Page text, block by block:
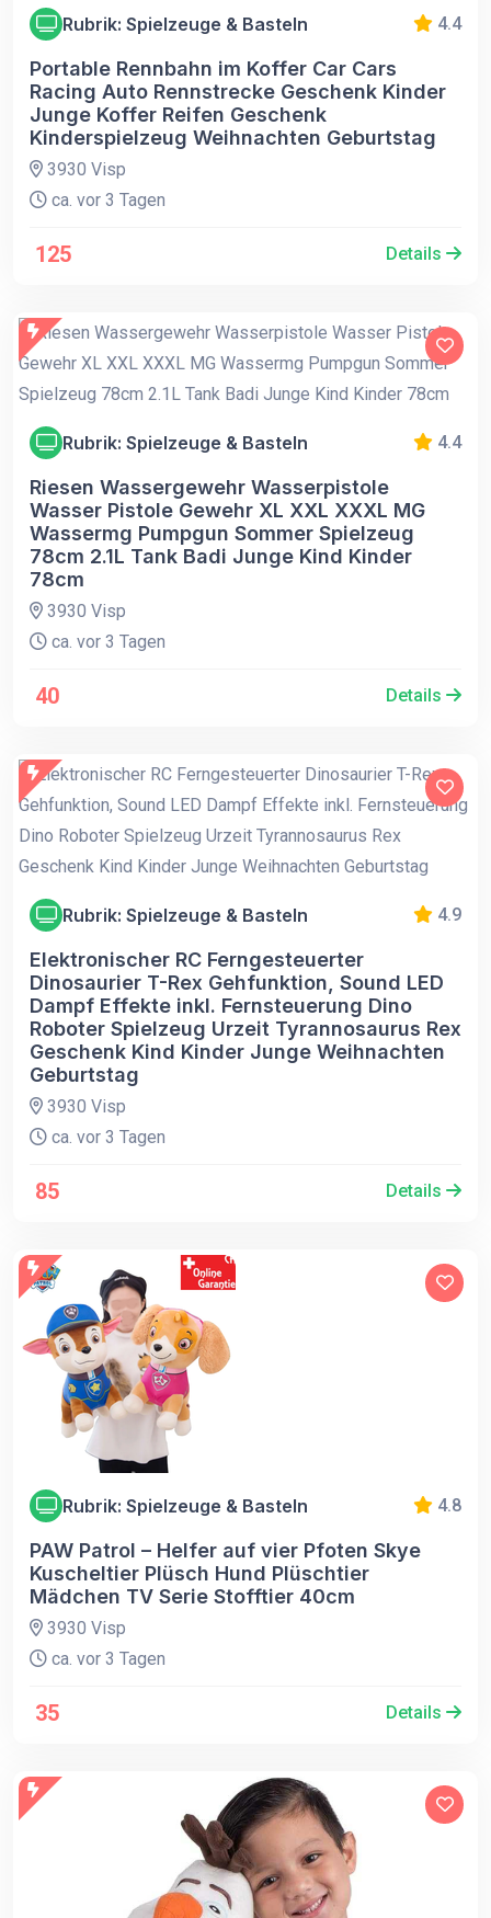
Rubrik: Spielzeuge & Basteln 4.4
Portable Rennbahn im Koffer Car Cars
Racing Auto Rennstrecke Geschenk Kinder
Junge Koffer Reifen Geschenk
Kinderspielzeug Weihnachten Geburtstag
3930 Visp
ca. vor 3 Tagen
125 Details
Rubrik: Spielzeuge & Basteln 4.4
Riesen Wassergewehr Wasserpistole
Wasser Pistole Gewehr XL XXL XXXL MG
Wassermg Pumpgun Sommer Spielzeug
78cm 2.1L Tank Badi Junge Kind Kinder
78cm
3930 Visp
ca. vor 3 Tagen
40 Details
Rubrik: Spielzeuge & Basteln 4.9
Elektronischer RC Ferngesteuerter
Dinosaurier T-Rex Gehfunktion, Sound LED
Dampf Effekte inkl. Fernsteuerung Dino
Roboter Spielzeug Urzeit Tyrannosaurus Rex
Geschenk Kind Kinder Junge Weihnachten
Geburtstag
3930 Visp
ca. vor 3 Tagen
85 Details
Rubrik: Spielzeuge & Basteln 4.8
PAW Patrol – Helfer auf vier Pfoten Skye
Kuscheltier Plüsch Hund Plüschtier
Mädchen TV Serie Stofftier 40cm
3930 Visp
ca. vor 3 Tagen
35 Details